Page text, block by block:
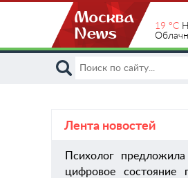
19 °C
Лента новостей
Психолог
цифровое состояние